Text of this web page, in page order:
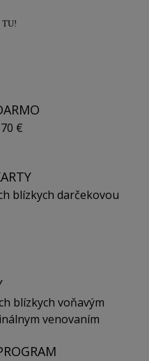
€
blízkych darčekovou
blízkych voňavým
venovaním